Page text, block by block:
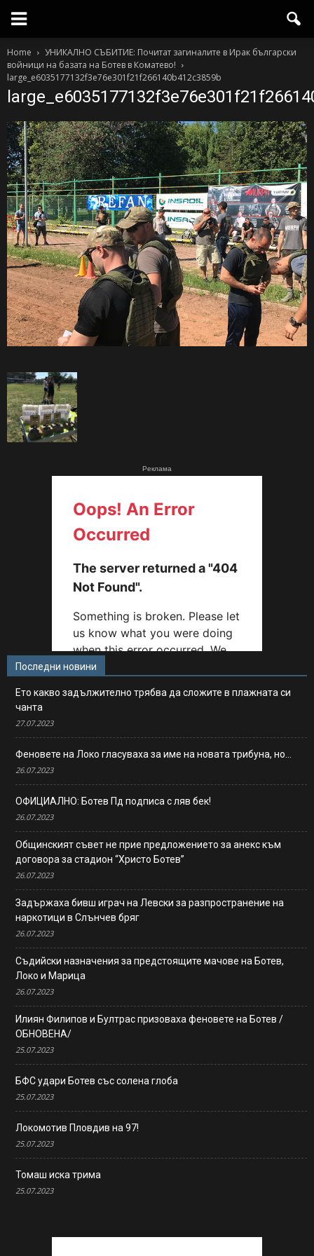
Home
УНИКАЛНО СЪБИТИЕ: Почитат загиналите в Ирак български
войници на базата на Ботев в Коматево!
large_e6035177132f3e76e301f21f266140b412c3859b
Реклама
Последни новини
Ето какво задължително трябва да сложите в плажната си
чанта
27.07.2023
Феновете на Локо гласуваха за име на новата трибуна, но…
26.07.2023
ОФИЦИАЛНО: Ботев Пд подписа с ляв бек!
26.07.2023
Общинският съвет не прие предложението за анекс към
договора за стадион “Христо Ботев”
26.07.2023
Задържаха бивш играч на Левски за разпространение на
наркотици в Слънчев бряг
26.07.2023
Съдийски назначения за предстоящите мачове на Ботев,
Локо и Марица
26.07.2023
Илиян Филипов и Бултрас призоваха феновете на Ботев /
ОБНОВЕНА/
25.07.2023
БФС удари Ботев със солена глоба
25.07.2023
Локомотив Пловдив на 97!
25.07.2023
Томаш иска трима
25.07.2023